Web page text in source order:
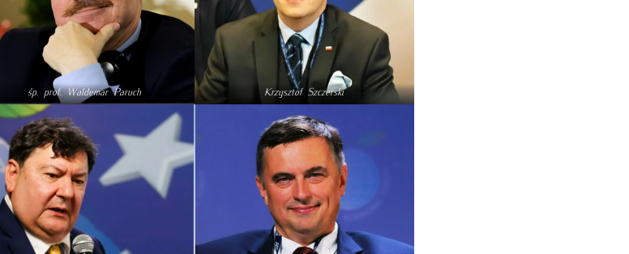
śp. prof. Waldemar Paruch Krzysztof Szczerski